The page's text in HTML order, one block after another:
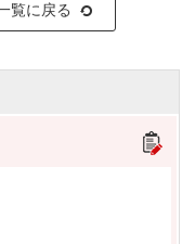
覧に戻る